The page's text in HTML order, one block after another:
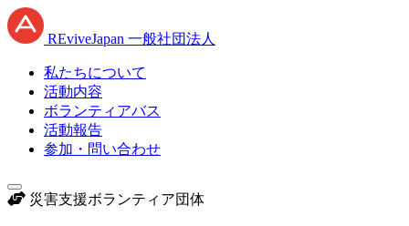
REviveJapan 一般社団法人
私たちについて
活動内容
ボランティアバス
活動報告
参加・問い合わせ
災害支援ボランティア団体